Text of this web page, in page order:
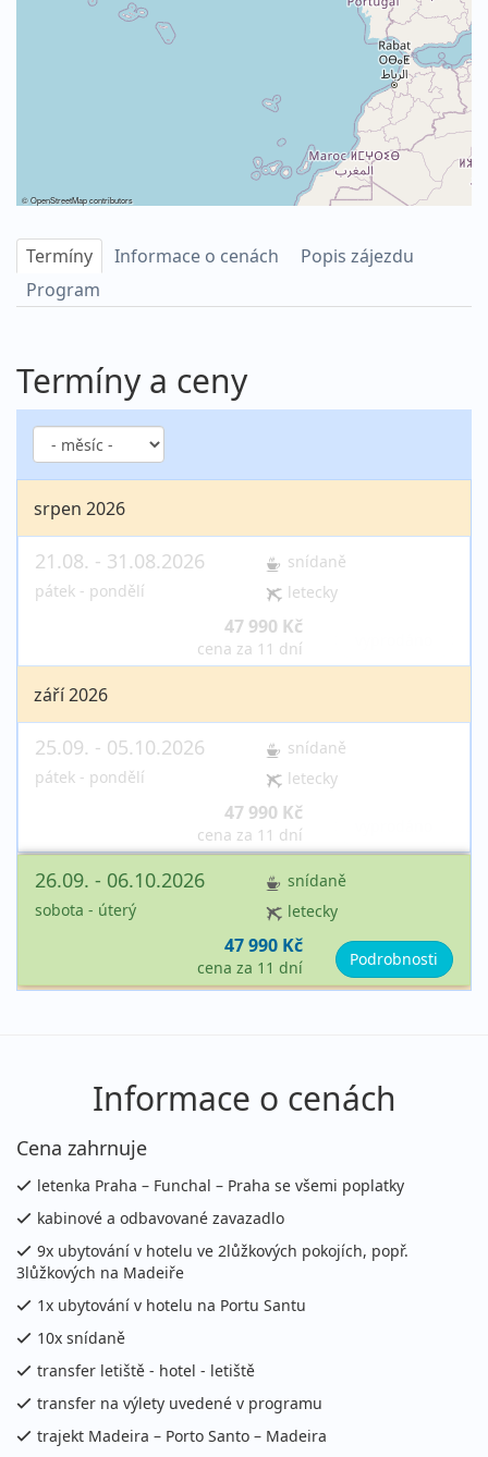
©OpenStreetMapcontributors
Termíny Informace o cenách
Popis zájezdu
Program
Termíny a ceny
srpen 2026
21.08. - 31.08.2026
pátek - pondělí
snídaně
letecky
47 990 Kč
cena za 11 dní
září 2026
25.09. - 05.10.2026
pátek - pondělí
snídaně
letecky
47 990 Kč
cena za 11 dní
26.09. - 06.10.2026
sobota - úterý
snídaně
letecky
47 990 Kč
cena za 11 dní Podrobnosti
pondělí - čtvrtek
letecky
Informace o cenách
Cena zahrnuje
letenka Praha – Funchal – Praha se všemi poplatky
kabinové a odbavované zavazadlo
9x ubytování v hotelu ve 2lůžkových pokojích, popř.
3lůžkových na Madeiře
1x ubytování v hotelu na Portu Santu
10x snídaně
transfer letiště - hotel - letiště
transfer na výlety uvedené v programu
trajekt Madeira – Porto Santo – Madeira